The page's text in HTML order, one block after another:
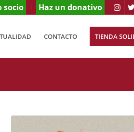
socio Haz un donativo
CONTACTO TIENDA